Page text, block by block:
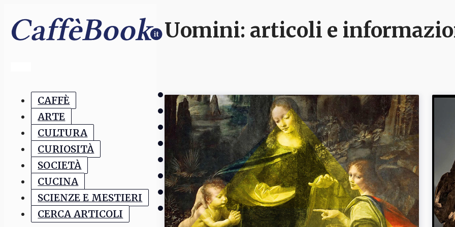
CAFFÈ
ARTE
CULTURA
CURIOSITÀ
SOCIETÀ
CUCINA
SCIENZE E MESTIERI
CERCA ARTICOLI
Uomini: articoli e